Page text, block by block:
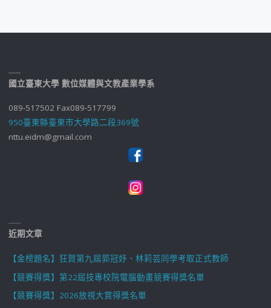
國立臺東大學 數位媒體與文教產業學系
089-517502 Fax089-517799
950臺東縣臺東市大學路二段369號
nttu.eidm@gmail.com
近期文章
【金榜題名】狂賀第九屆郭冠妤、林莉芸同學考取正式教師
【競賽得獎】第22屆技專校院電腦動畫競賽得獎名單
【競賽得獎】2026放視大賞得獎名單